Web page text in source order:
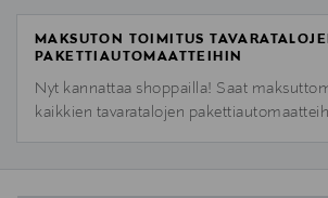
MAKSUTON TOIMITUS
PAKETTIAUTOMAATTEIHIN
Nyt kannattaa shoppailla! Saat
kaikkien tavaratalojen